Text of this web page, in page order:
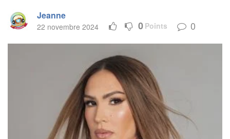
Jeanne
22 novembre 2024 0 Points 0